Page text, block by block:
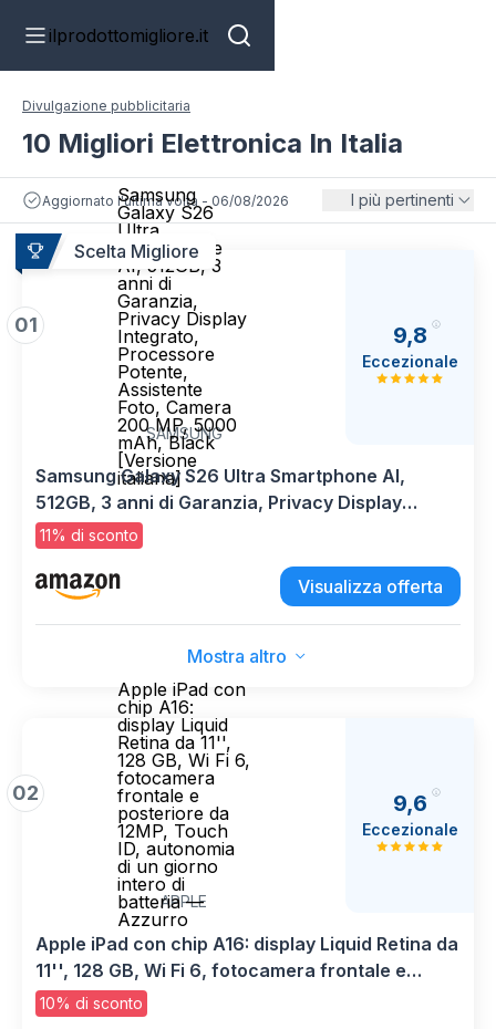
ilprodottomigliore.it
Divulgazione pubblicitaria
10 Migliori Elettronica In Italia
Aggiornato l'ultima volta - 06/08/2026 I più pertinenti
Scelta Migliore
01
Samsung
Galaxy S26
Ultra
Smartphone
AI, 512GB, 3
anni di
Garanzia,
Privacy Display
Integrato,
Processore
Potente,
Assistente
Foto, Camera
200 MP, 5000
mAh, Black
[Versione
italiana]
SAMSUNG
9,8
Eccezionale
Samsung Galaxy S26 Ultra Smartphone AI,
512GB, 3 anni di Garanzia, Privacy Display
Integrato, Processore Potente, Assistente Foto,
Camera 200 MP, 5000 mAh, Black [Versione
italiana]
11% di sconto
Visualizza offerta
Mostra altro
02
Apple iPad con
chip A16:
display Liquid
Retina da 11'',
128 GB, Wi Fi 6,
fotocamera
frontale e
posteriore da
12MP, Touch
ID, autonomia
di un giorno
intero di
batteria —
Azzurro
APPLE
9,6
Eccezionale
Apple iPad con chip A16: display Liquid Retina da
11'', 128 GB, Wi Fi 6, fotocamera frontale e
posteriore da 12MP, Touch ID, autonomia di un
giorno intero di batteria — Azzurro
10% di sconto